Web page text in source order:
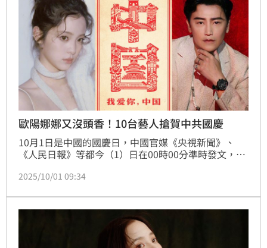
歐陽娜娜又沒頭香！10台藝人搶賀中共國慶
10月1日是中國的國慶日，中國官媒《央視新聞》、
《人民日報》等都今（1）日在00時00分準時發文，歡
上祝福。對此，包括歐陽娣娣等10位台灣藝人，也陸續
2025/10/01 09:34